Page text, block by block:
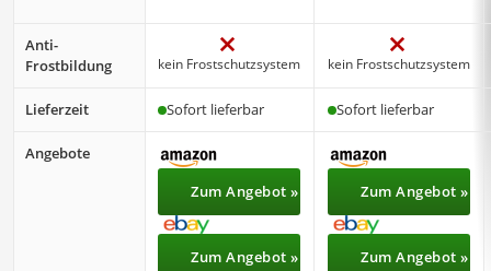
Anti-
Frostbildung
kein Frostschutzsystem kein Frostschutzsystem
Lieferzeit Sofort lieferbar Sofort lieferbar
Angebote
Zum Angebot »
Zum Angebot »
Zum Angebot »
Zum Angebot »